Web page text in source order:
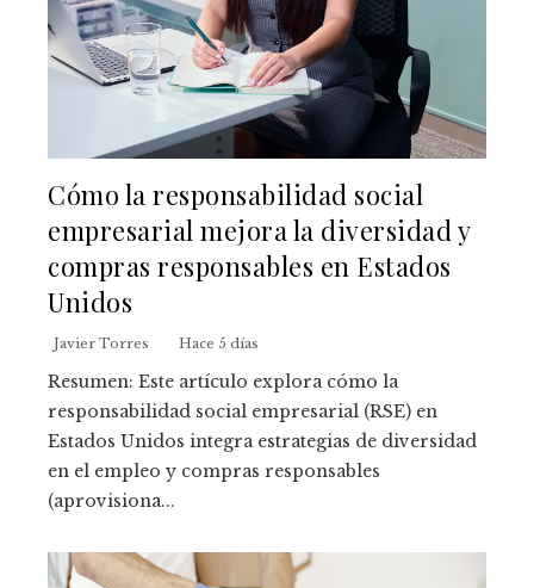
Cómo la responsabilidad social
empresarial mejora la diversidad y
compras responsables en Estados
Unidos
Javier Torres Hace 5 días
Resumen: Este artículo explora cómo la
responsabilidad social empresarial (RSE) en
Estados Unidos integra estrategias de diversidad
en el empleo y compras responsables
(aprovisiona...